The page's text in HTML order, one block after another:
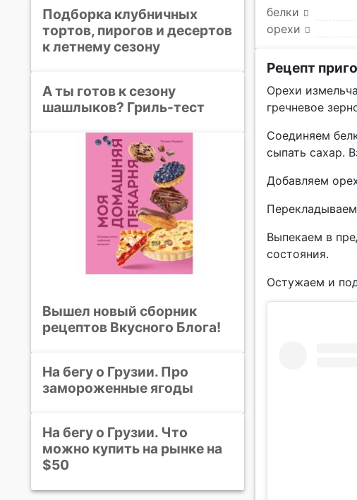
белки
орехи
Рецепт
Орехи
гречневое
Соединяем
сыпать сахар.
Добавляем
Выпекаем в
состояния.
Остужаем и
Подборка клубничных
тортов, пирогов и десертов
к летнему сезону
А ты готов к сезону
шашлыков? Гриль-тест
Вышел новый сборник
рецептов Вкусного Блога!
На бегу о Грузии. Про
замороженные ягоды
На бегу о Грузии. Что
можно купить на рынке на
$50